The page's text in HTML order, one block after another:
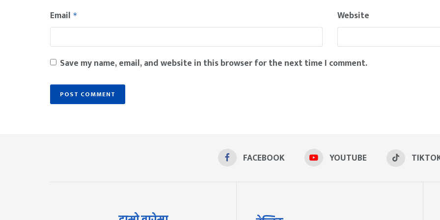
Email * Website
Save my name, email, and website in this browser for the next time I comment.
FACEBOOK YOUTUBE